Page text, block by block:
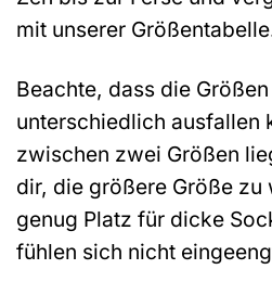
mit unserer
Beachte, dass die
unterschiedlich ausfallen
zwischen zwei Größen
dir, die größere Größe zu
genug Platz für dicke
fühlen sich nicht